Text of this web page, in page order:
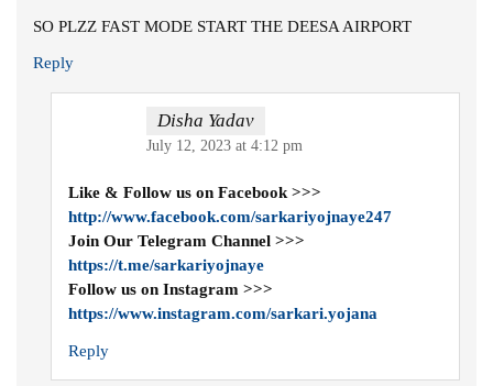
SO PLZZ FAST MODE START THE DEESA AIRPORT
Reply
Disha Yadav
July 12, 2023 at 4:12 pm
Like & Follow us on Facebook >>>
http://www.facebook.com/sarkariyojnaye247
Join Our Telegram Channel >>>
https://t.me/sarkariyojnaye
Follow us on Instagram >>>
https://www.instagram.com/sarkari.yojana
Reply